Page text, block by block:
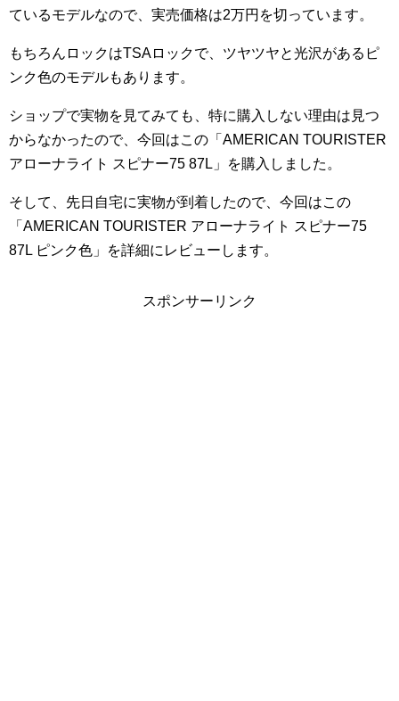
ているモデルなので、実売価格は2万円を切っています。
もちろんロックはTSAロックで、ツヤツヤと光沢があるピ
ンク色のモデルもあります。
ショップで実物を見てみても、特に購入しない理由は見つ
からなかったので、今回はこの「AMERICAN TOURISTER
アローナライト スピナー75 87L」を購入しました。
そして、先日自宅に実物が到着したので、今回はこの
「AMERICAN TOURISTER アローナライト スピナー75
87L ピンク色」を詳細にレビューします。
スポンサーリンク